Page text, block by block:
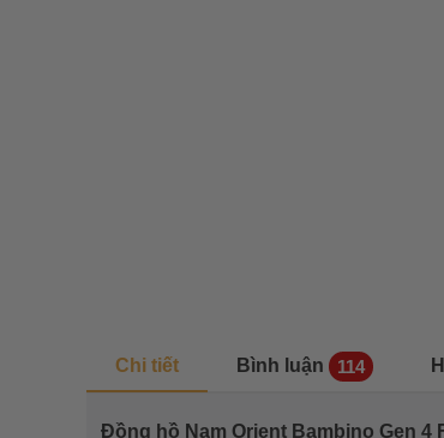
Chi tiết Bình luận 114
Đồng hồ Nam Orient Bambino Gen 4